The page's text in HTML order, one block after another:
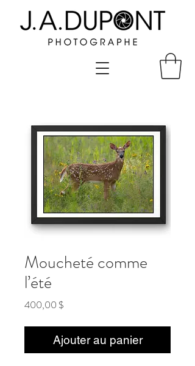
Moucheté comme
l’été
400,00 $
Ajouter au panier